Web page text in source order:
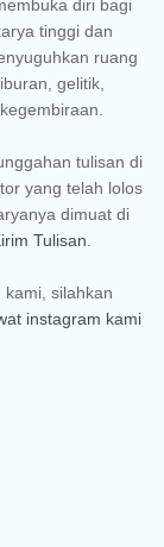
diri bagi
tinggi dan
ruang
gelitik,
unggahan tulisan di
yang telah lolos
dimuat di
Tulisan
silahkan
instagram kami